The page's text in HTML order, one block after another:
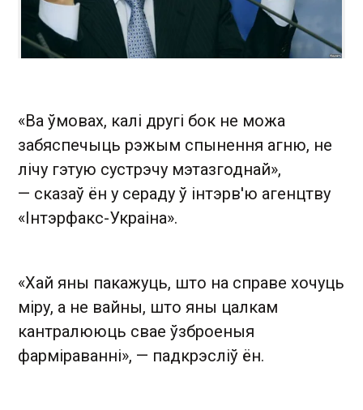
«Ва ўмовах, калі другі бок не можа
забяспечыць рэжым спынення агню, не
лічу гэтую сустрэчу мэтазгоднай»,
— сказаў ён у сераду ў інтэрв'ю агенцтву
«Інтэрфакс-Украіна».
«Хай яны пакажуць, што на справе хочуць
міру, а не вайны, што яны цалкам
кантралююць свае ўзброеныя
фарміраванні», — падкрэсліў ён.